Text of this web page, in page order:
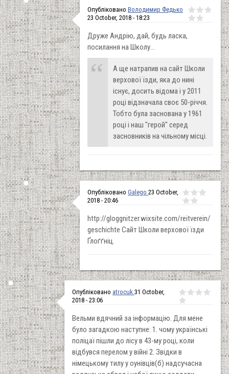
Опубліковано Володимир Федько
23 October, 2018 - 18:23
Друже Андрію, дай, будь ласка,
посилання на Школу...
А ще натрапив на сайт Школи
верхової їзди, яка до нині
існує, досить відома і у 2011
році відзначала своє 50-річчя.
Тобто була заснована у 1961
році і наш "герой" серед
засновників на чільному місці.
Опубліковано Galego 23 October,
2018 - 20:46
http://gloggnitzer.wixsite.com/reitverein/
geschichte Сайт Школи верхової їзди
Ґлоґґніц.
Опубліковано atrocuk 31 October,
2018 - 23:06
Вельми вдячний за інформацію. Для мене
було загадкою наступне: 1. чому українські
поліцаї пішли до лісу в 43-му році, коли
відбувся перелом у війні 2. Звідки в
німецькому тилу у оунівців(б) надсучасна